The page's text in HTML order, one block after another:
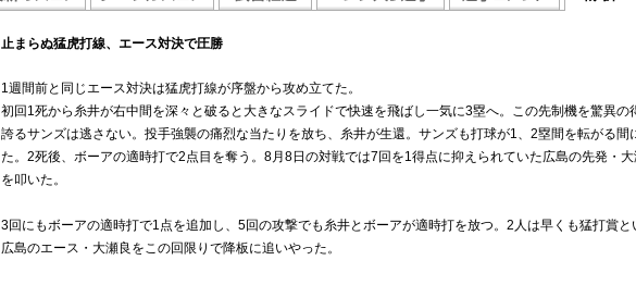
止まらぬ猛虎打線、エース対決で圧勝
1週間前と同じエース対決は猛虎打線が序盤から攻め立てた。
初回1死から糸井が右中間を深々と破ると大きなスライドで快速を飛ばし一気に3塁へ。この先制機を驚異の
誇るサンズは逃さない。投手強襲の痛烈な当たりを放ち、糸井が生還。サンズも打球が1、2塁間を転がる間
た。2死後、ボーアの適時打で2点目を奪う。8月8日の対戦では7回を1得点に抑えられていた広島の先発・大
を叩いた。
3回にもボーアの適時打で1点を追加し、5回の攻撃でも糸井とボーアが適時打を放つ。2人は早くも猛打賞
広島のエース・大瀬良をこの回限りで降板に追いやった。